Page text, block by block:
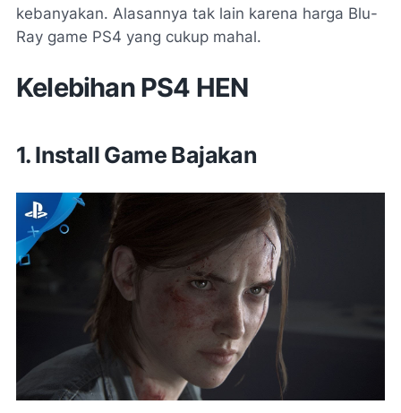
kebanyakan. Alasannya tak lain karena harga Blu-
Ray game PS4 yang cukup mahal.
Kelebihan PS4 HEN
1. Install Game Bajakan